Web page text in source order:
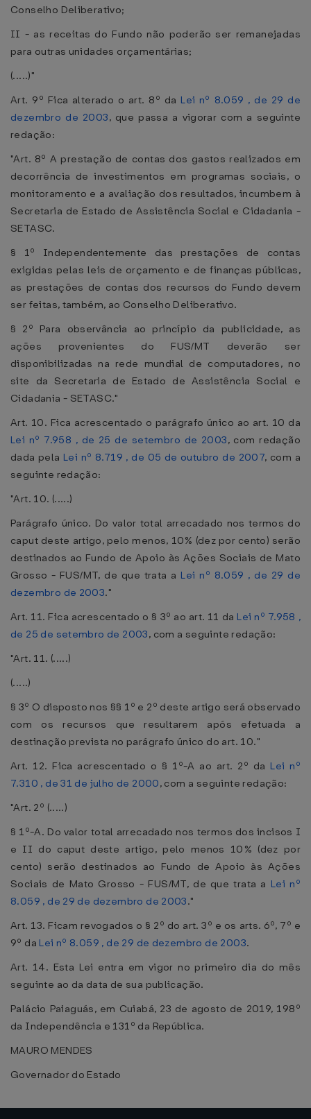
Conselho Deliberativo;
II - as receitas do Fundo não poderão ser remanejadas
para outras unidades orçamentárias;
(.....)"
Art. 9º Fica alterado o art. 8º da Lei nº 8.059 , de 29 de
dezembro de 2003, que passa a vigorar com a seguinte
redação:
"Art. 8º A prestação de contas dos gastos realizados em
decorrência de investimentos em programas sociais, o
monitoramento e a avaliação dos resultados, incumbem à
Secretaria de Estado de Assistência Social e Cidadania -
SETASC.
§ 1º Independentemente das prestações de contas
exigidas pelas leis de orçamento e de finanças públicas,
as prestações de contas dos recursos do Fundo devem
ser feitas, também, ao Conselho Deliberativo.
§ 2º Para observância ao princípio da publicidade, as
ações provenientes do FUS/MT deverão ser
disponibilizadas na rede mundial de computadores, no
site da Secretaria de Estado de Assistência Social e
Cidadania - SETASC."
Art. 10. Fica acrescentado o parágrafo único ao art. 10 da
Lei nº 7.958 , de 25 de setembro de 2003, com redação
dada pela Lei nº 8.719 , de 05 de outubro de 2007, com a
seguinte redação:
"Art. 10. (.....)
Parágrafo único. Do valor total arrecadado nos termos do
caput deste artigo, pelo menos, 10% (dez por cento) serão
destinados ao Fundo de Apoio às Ações Sociais de Mato
Grosso - FUS/MT, de que trata a Lei nº 8.059 , de 29 de
dezembro de 2003."
Art. 11. Fica acrescentado o § 3º ao art. 11 da Lei nº 7.958 ,
de 25 de setembro de 2003, com a seguinte redação:
"Art. 11. (.....)
(.....)
§ 3º O disposto nos §§ 1º e 2º deste artigo será observado
com os recursos que resultarem após efetuada a
destinação prevista no parágrafo único do art. 10."
Art. 12. Fica acrescentado o § 1º-A ao art. 2º da Lei nº
7.310 , de 31 de julho de 2000, com a seguinte redação:
"Art. 2º (.....)
§ 1º-A. Do valor total arrecadado nos termos dos incisos I
e II do caput deste artigo, pelo menos 10% (dez por
cento) serão destinados ao Fundo de Apoio às Ações
Sociais de Mato Grosso - FUS/MT, de que trata a Lei nº
8.059 , de 29 de dezembro de 2003."
Art. 13. Ficam revogados o § 2º do art. 3º e os arts. 6º, 7º e
9º da Lei nº 8.059 , de 29 de dezembro de 2003.
Art. 14. Esta Lei entra em vigor no primeiro dia do mês
seguinte ao da data de sua publicação.
Palácio Paiaguás, em Cuiabá, 23 de agosto de 2019, 198º
da Independência e 131º da República.
MAURO MENDES
Governador do Estado